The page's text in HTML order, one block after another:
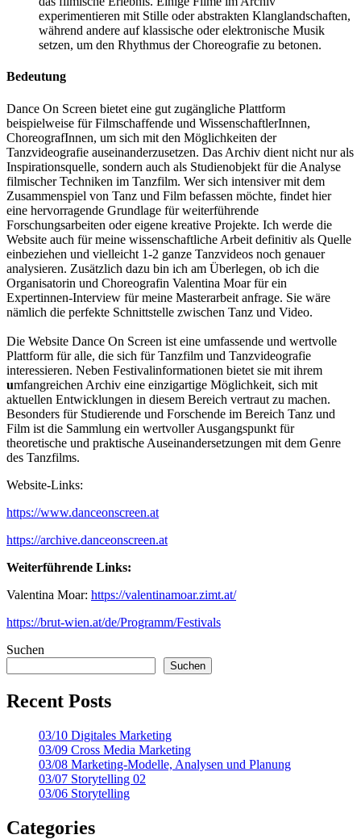
experimentieren mit Stille oder abstrakten Klanglandschaften,
während andere auf klassische oder elektronische Musik
setzen, um den Rhythmus der Choreografie zu betonen.
Bedeutung
Dance On Screen bietet eine gut zugängliche Plattform
beispielweise für Filmschaffende und WissenschaftlerInnen,
ChoreografInnen, um sich mit den Möglichkeiten der
Tanzvideografie auseinanderzusetzen. Das Archiv dient nicht nur als
Inspirationsquelle, sondern auch als Studienobjekt für die Analyse
filmischer Techniken im Tanzfilm. Wer sich intensiver mit dem
Zusammenspiel von Tanz und Film befassen möchte, findet hier
eine hervorragende Grundlage für weiterführende
Forschungsarbeiten oder eigene kreative Projekte. Ich werde die
Website auch für meine wissenschaftliche Arbeit definitiv als Quelle
einbeziehen und vielleicht 1-2 ganze Tanzvideos noch genauer
analysieren. Zusätzlich dazu bin ich am Überlegen, ob ich die
Organisatorin und Choreografin Valentina Moar für ein
Expertinnen-Interview für meine Masterarbeit anfrage. Sie wäre
nämlich die perfekte Schnittstelle zwischen Tanz und Video.
Die Website Dance On Screen ist eine umfassende und wertvolle
Plattform für alle, die sich für Tanzfilm und Tanzvideografie
interessieren. Neben Festivalinformationen bietet sie mit ihrem
umfangreichen Archiv eine einzigartige Möglichkeit, sich mit
aktuellen Entwicklungen in diesem Bereich vertraut zu machen.
Besonders für Studierende und Forschende im Bereich Tanz und
Film ist die Sammlung ein wertvoller Ausgangspunkt für
theoretische und praktische Auseinandersetzungen mit dem Genre
des Tanzfilms.
Website-Links:
https://www.danceonscreen.at
https://archive.danceonscreen.at
Weiterführende Links:
Valentina Moar: https://valentinamoar.zimt.at/
https://brut-wien.at/de/Programm/Festivals
Suchen
Suchen
Recent Posts
03/10 Digitales Marketing
03/09 Cross Media Marketing
03/08 Marketing-Modelle, Analysen und Planung
03/07 Storytelling 02
03/06 Storytelling
Categories